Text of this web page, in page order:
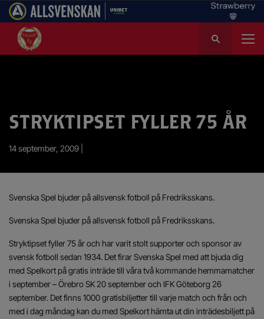
k
r
STRYKTIPSET FYLLER 75 ÅR
14 september, 2009 |
Svenska Spel bjuder på allsvensk fotboll på Fredriksskans.
Svenska Spel bjuder på allsvensk fotboll på Fredriksskans.
Stryktipset fyller 75 år och har varit stolt supporter och sponsor av
svensk fotboll sedan 1934. Det firar Svenska Spel med att bjuda dig
med Spelkort på gratis inträde till våra två kommande hemmamatcher
i september – Örebro SK 20 september och IFK Göteborg 26
september. Det finns 1000 gratisbiljetter till varje match och från och
med i dag måndag kan du med Spelkort hämta ut din inträdesbiljett på